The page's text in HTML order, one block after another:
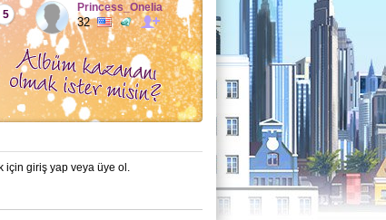
5
Princess_Onelia
32
için giriş yap veya üye ol.